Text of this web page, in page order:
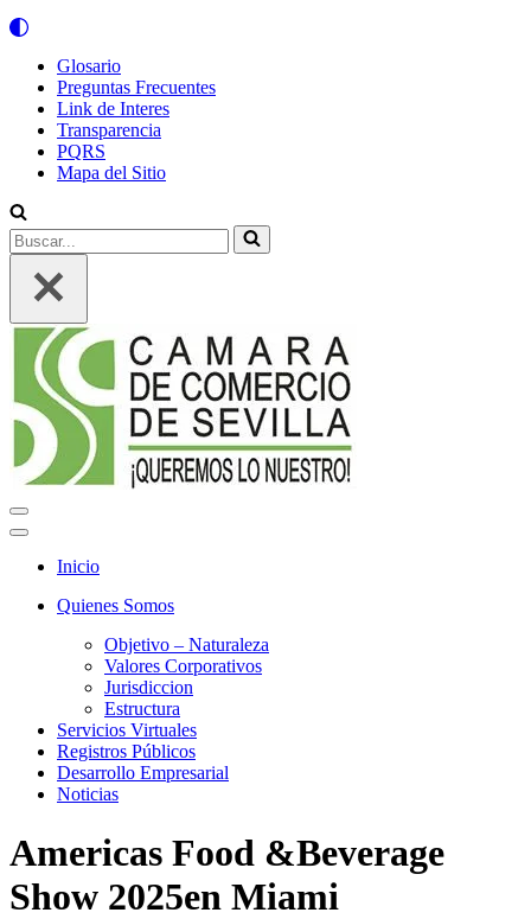
Glosario
Preguntas Frecuentes
Link de Interes
Transparencia
PQRS
Mapa del Sitio
Buscar...
Menú
de
Menú
navegación
Inicio
Quienes Somos
Objetivo – Naturaleza
Valores Corporativos
Jurisdiccion
Estructura
Servicios Virtuales
Registros Públicos
Desarrollo Empresarial
Noticias
Americas Food &Beverage
Show 2025en Miami